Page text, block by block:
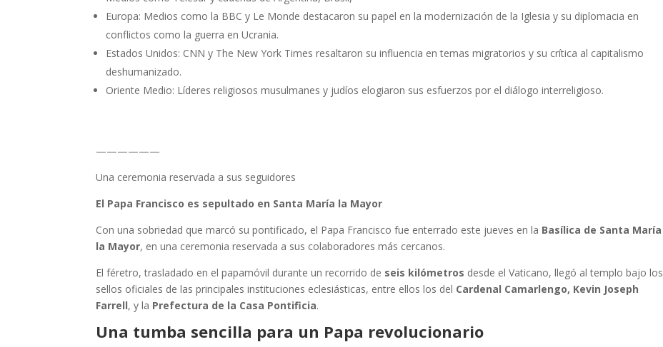
Europa: Medios como la BBC y Le Monde destacaron su papel en la modernización de la Iglesia y su diplomacia en
conflictos como la guerra en Ucrania.
Estados Unidos: CNN y The New York Times resaltaron su influencia en temas migratorios y su crítica al capitalismo
deshumanizado.
Oriente Medio: Líderes religiosos musulmanes y judíos elogiaron sus esfuerzos por el diálogo interreligioso.
——————
Una ceremonia reservada a sus seguidores
El Papa Francisco es sepultado en Santa María la Mayor
Con una sobriedad que marcó su pontificado, el Papa Francisco fue enterrado este jueves en la Basílica de Santa María
la Mayor, en una ceremonia reservada a sus colaboradores más cercanos.
El féretro, trasladado en el papamóvil durante un recorrido de seis kilómetros desde el Vaticano, llegó al templo bajo los
sellos oficiales de las principales instituciones eclesiásticas, entre ellos los del Cardenal Camarlengo, Kevin Joseph
Farrell, y la Prefectura de la Casa Pontificia.
Una tumba sencilla para un Papa revolucionario